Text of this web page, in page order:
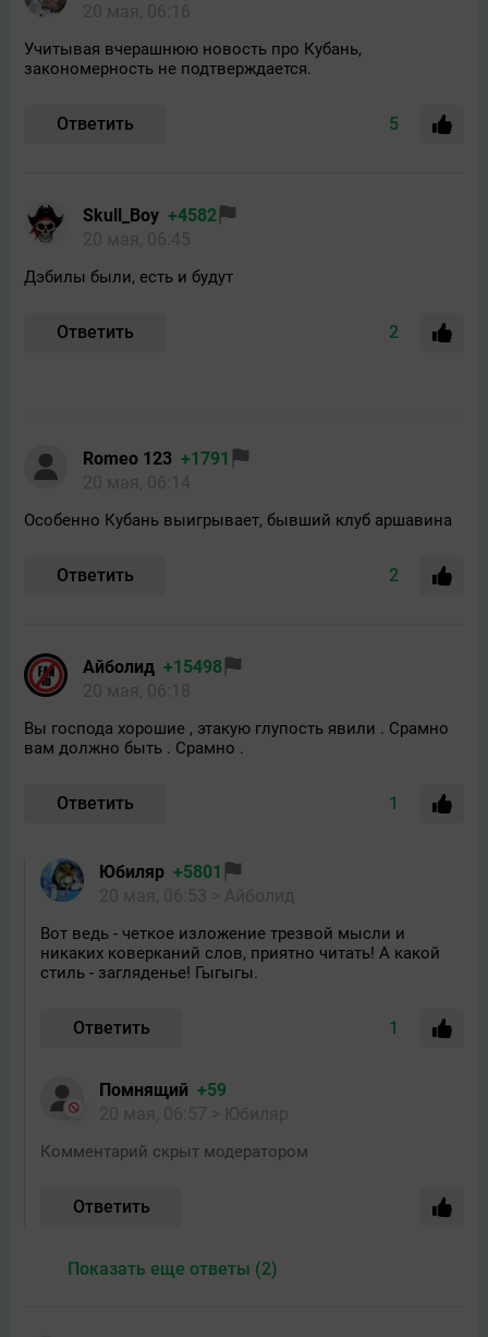
Учитывая вчерашнюю новость про Кубань,
закономерность не подтверждается.
Ответить 5
Skull_Boy +4582
Дэбилы были, есть и будут
Ответить 2
Romeo 123 +1791
Особенно Кубань выигрывает, бывший клуб аршавина
Ответить 2
Айболид +15498
Вы господа хорошие , этакую глупость явили . Срамно
вам должно быть . Срамно .
Ответить 1
Юбиляр +5801
Вот ведь - четкое изложение трезвой мысли и
никаких коверканий слов, приятно читать! А какой
стиль - загляденье! Гыгыгы.
Ответить 1
Помнящий +59
Комментарий скрыт модератором
Ответить
Показать еще ответы (2)